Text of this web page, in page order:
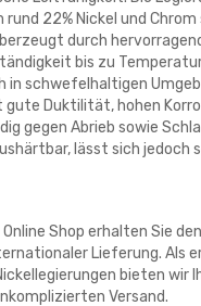
22% Nickel und Chrom
durch
bis zu
in schwefelhaltigen
gute Duktilität, hohen
gegen Abrieb sowie
lässt sich jedoch
Online Shop erhalten Sie
Lieferung. Als
bieten wir
Versand.